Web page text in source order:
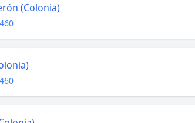
(Colonia)